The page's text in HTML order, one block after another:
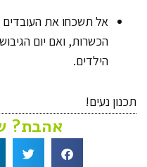
אל תשכחו את העובדים
הכשרות, ואם יום
הילדים.
תכנון נעים!
אהבת?